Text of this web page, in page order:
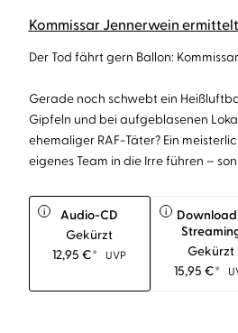
Kommissar Jennerwein
Der Tod fährt gern Ballon:
Gerade noch schwebt ein
Gipfeln und bei aufgeblasenen
ehemaliger RAF-Täter? Ein
eigenes Team in die Irre führen –
i
Audio-CD
Gekürzt
12,95€* UVP
i
Gekürzt
15,95 €*